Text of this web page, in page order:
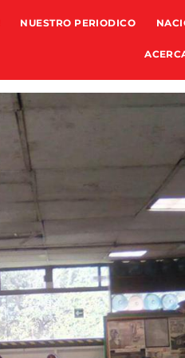
NUESTRO PERIODICO